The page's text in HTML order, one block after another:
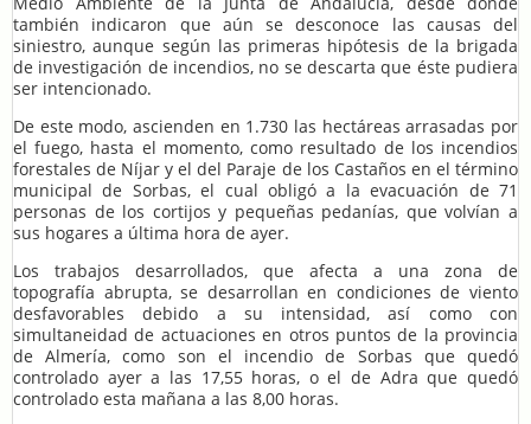
también indicaron que aún se desconoce las causas del
siniestro, aunque según las primeras hipótesis de la brigada
de investigación de incendios, no se descarta que éste pudiera
ser intencionado.
De este modo, ascienden en 1.730 las hectáreas arrasadas por
el fuego, hasta el momento, como resultado de los incendios
forestales de Níjar y el del Paraje de los Castaños en el término
municipal de Sorbas, el cual obligó a la evacuación de 71
personas de los cortijos y pequeñas pedanías, que volvían a
sus hogares a última hora de ayer.
Los trabajos desarrollados, que afecta a una zona de
topografía abrupta, se desarrollan en condiciones de viento
desfavorables debido a su intensidad, así como con
simultaneidad de actuaciones en otros puntos de la provincia
de Almería, como son el incendio de Sorbas que quedó
controlado ayer a las 17,55 horas, o el de Adra que quedó
controlado esta mañana a las 8,00 horas.